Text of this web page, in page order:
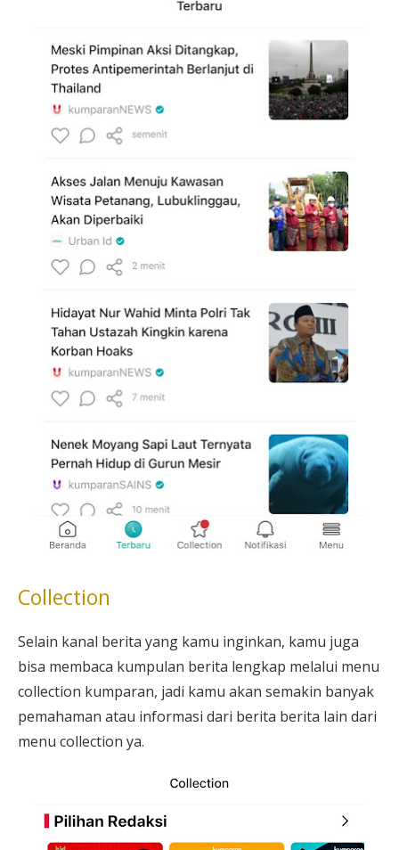
Collection
Selain kanal berita yang kamu inginkan, kamu juga
bisa membaca kumpulan berita lengkap melalui menu
collection kumparan, jadi kamu akan semakin banyak
pemahaman atau informasi dari berita berita lain dari
menu collection ya.